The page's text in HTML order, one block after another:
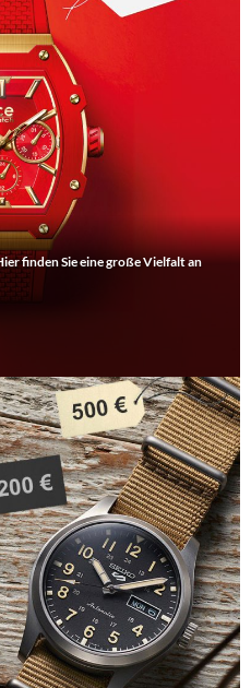
finden Sie eine große Vielfalt an